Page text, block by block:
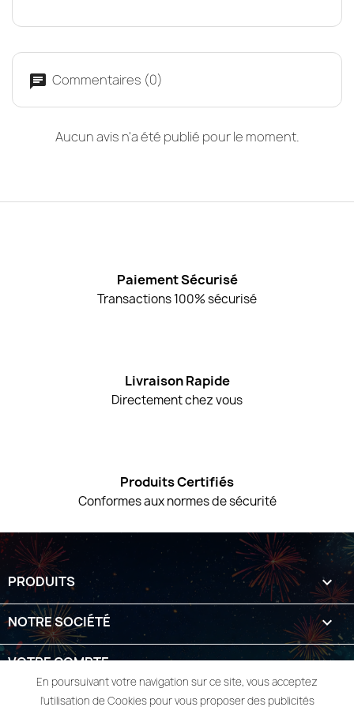
Commentaires (0)
Aucun avis n'a été publié pour le moment.
Paiement Sécurisé
Transactions 100% sécurisé
Livraison Rapide
Directement chez vous
Produits Certifiés
Conformes aux normes de sécurité
PRODUITS 
NOTRE SOCIÉTÉ 
VOTRE COMPTE 
INFORMATIONS
En poursuivant votre navigation sur ce site, vous acceptez
l'utilisation de Cookies pour vous proposer des publicités